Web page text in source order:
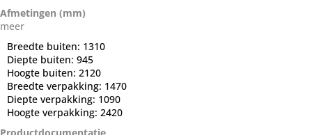
Afmetingen (mm)
meer
Breedte buiten: 1310
Diepte buiten: 945
Hoogte buiten: 2120
Breedte verpakking: 1470
Diepte verpakking: 1090
Hoogte verpakking: 2420